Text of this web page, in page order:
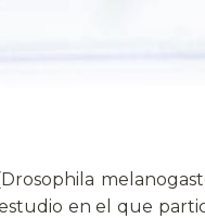
en el que